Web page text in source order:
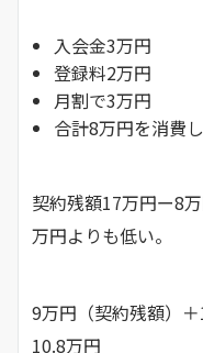
入会金3万円
登録料2万円
月割で3万円
合計8万円を消費
契約残額17万円ー8
万円よりも低い。
9万円（契約残額）
10.8万円